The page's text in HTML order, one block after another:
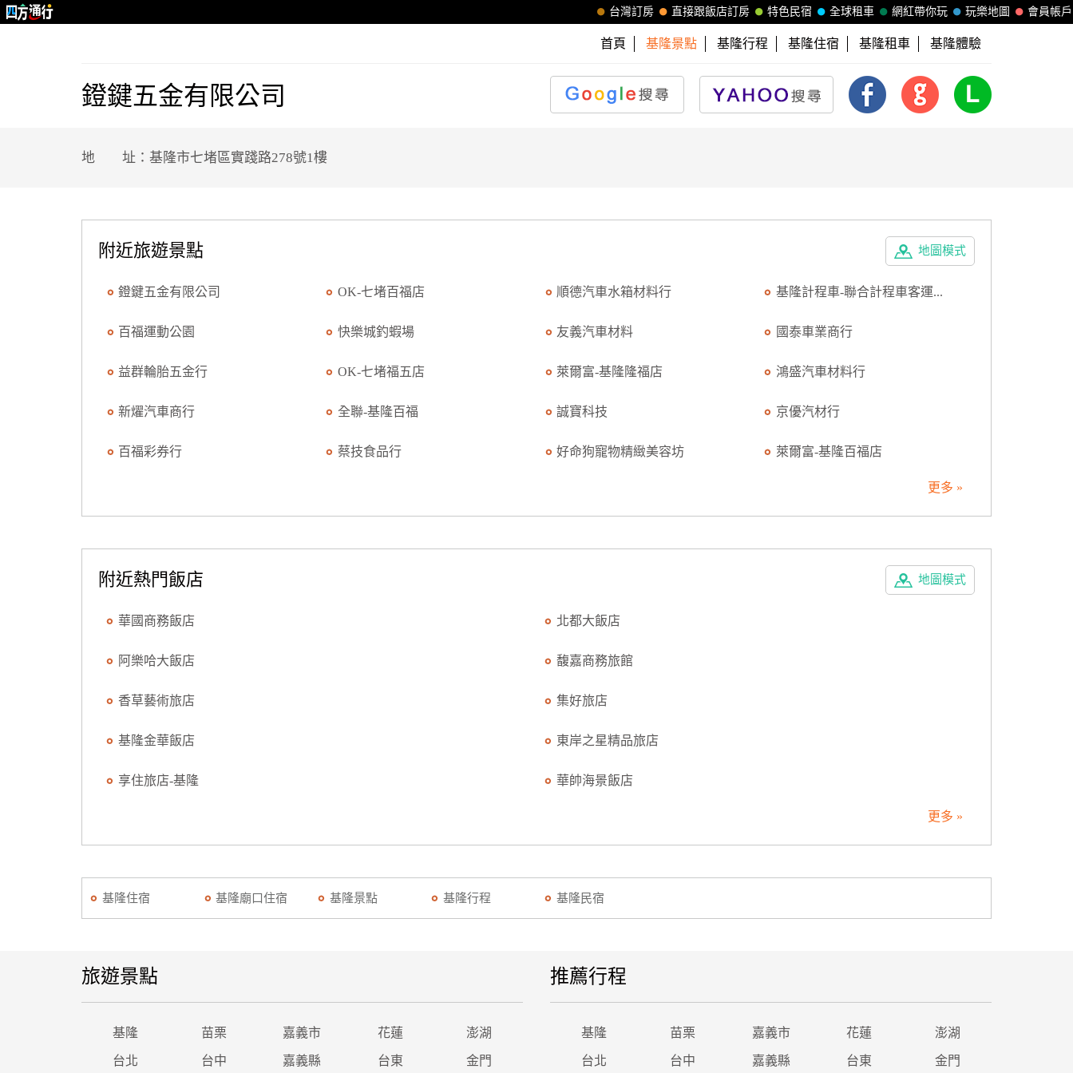
會員帳戶
玩樂地圖
網紅帶你玩
全球租車
特色民宿
直接跟飯店訂房
台灣訂房
首頁 基隆景點 基隆行程 基隆住宿 基隆租車 基隆體驗
鐙鍵五金有限公司
地 址：基隆市七堵區實踐路278號1樓
地圖模式
附近旅遊景點
鐙鍵五金有限公司 OK-七堵百福店 順德汽車水箱材料行 基隆計程車-聯合計程車客運...
百福運動公園 快樂城釣蝦場 友義汽車材料 國泰車業商行
益群輪胎五金行 OK-七堵福五店 萊爾富-基隆隆福店 鴻盛汽車材料行
新燿汽車商行 全聯-基隆百福 誠寶科技 京優汽材行
百福彩券行 蔡技食品行 好命狗寵物精緻美容坊 萊爾富-基隆百福店
更多 »
地圖模式
附近熱門飯店
華國商務飯店 北都大飯店
阿樂哈大飯店 馥嘉商務旅館
香草藝術旅店 集好旅店
基隆金華飯店 東岸之星精品旅店
享住旅店-基隆 華帥海景飯店
更多 »
基隆住宿 基隆廟口住宿 基隆景點 基隆行程 基隆民宿
旅遊景點
基隆 苗栗 嘉義市 花蓮 澎湖
台北 台中 嘉義縣 台東 金門
推薦行程
基隆 苗栗 嘉義市 花蓮 澎湖
台北 台中 嘉義縣 台東 金門